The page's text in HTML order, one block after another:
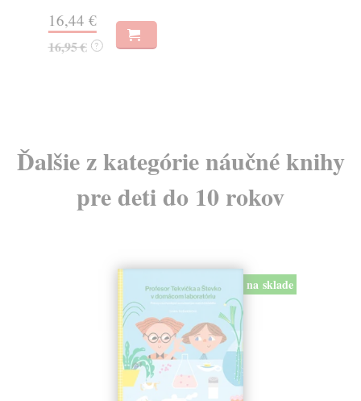
16,44 €
16,95 € ?
Ďalšie z kategórie náučné knihy
pre deti do 10 rokov
na sklade